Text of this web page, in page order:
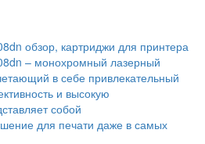
обзор, картриджи для принтера
– монохромный лазерный
в себе привлекательный
и высокую
собой
для печати даже в самых